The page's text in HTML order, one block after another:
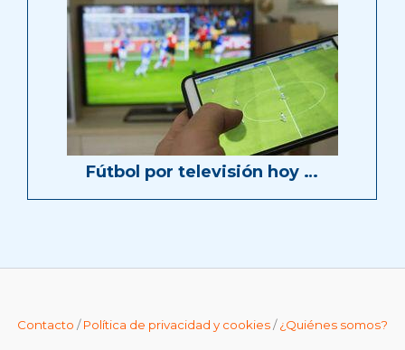
Fútbol por televisión hoy …
Contacto /Política de privacidad y cookies/¿Quiénes somos?